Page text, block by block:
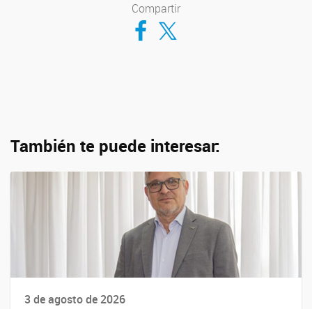
Compartir
Compartir en Facebook
Compartir en Twitter
También te puede interesar:
3 de agosto de 2026